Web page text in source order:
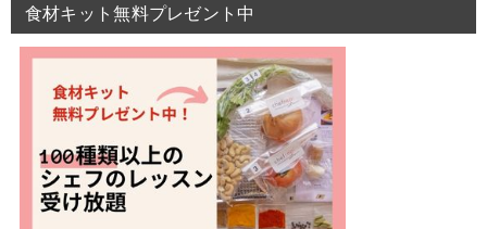
食材キット無料プレゼント中